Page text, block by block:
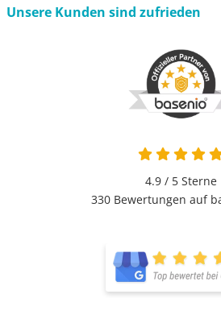
Unsere Kunden sind zufrieden
4.9 / 5Sterne
330 Bewertungen auf
öffnet